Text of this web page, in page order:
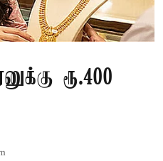
ரூ.400